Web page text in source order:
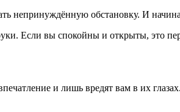
непринуждённую обстановку. И
Если вы спокойны и открыты, это
и лишь вредят вам в их